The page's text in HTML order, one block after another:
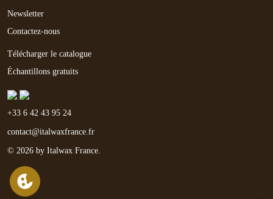
Newsletter
Contactez-nous
Télécharger le catalogue
Échantillons gratuits
+33 6 42 43 95 24
contact@italwaxfrance.fr
© 2026 by Italwax France.